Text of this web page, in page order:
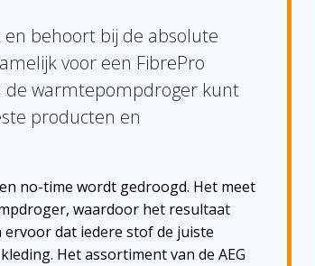
behoort bij de absolute
voor een FibrePro
de warmtepompdroger kunt
producten en
no-time wordt gedroogd. Het meet
waardoor het resultaat
dat iedere stof de juiste
Het assortiment van de AEG